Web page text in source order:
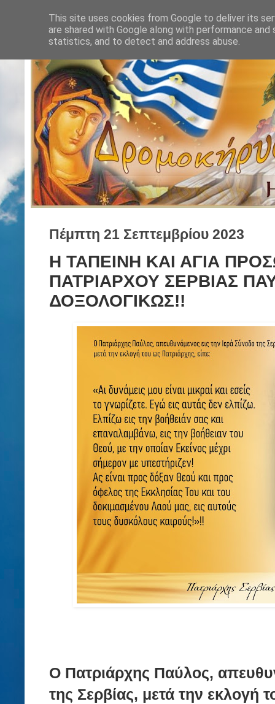
Πέμπτη 21 Σεπτεμβρίου 2023
Η ΤΑΠΕΙΝΗ ΚΑΙ ΑΓΙΑ
ΠΑΤΡΙΑΡΧΟΥ ΣΕΡΒΙΑΣ
ΔΟΞΟΛΟΓΙΚΩΣ!!
Ο Πατριάρχης Παύλος,
της Σερβίας, μετά την εκλογή
This site uses cookies from Google to deliver its
are shared with Google along with performance
statistics, and to detect and address abuse.